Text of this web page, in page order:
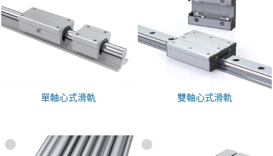
單軸心式滑軌 雙軸心式滑軌